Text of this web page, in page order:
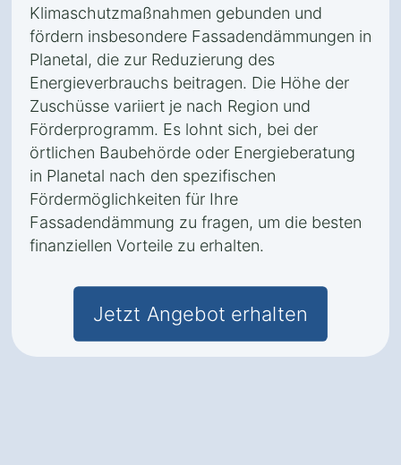
Klimaschutzmaßnahmen gebunden und
fördern insbesondere Fassadendämmungen in
Planetal, die zur Reduzierung des
Energieverbrauchs beitragen. Die Höhe der
Zuschüsse variiert je nach Region und
Förderprogramm. Es lohnt sich, bei der
örtlichen Baubehörde oder Energieberatung
in Planetal nach den spezifischen
Fördermöglichkeiten für Ihre
Fassadendämmung zu fragen, um die besten
finanziellen Vorteile zu erhalten.
Jetzt Angebot erhalten